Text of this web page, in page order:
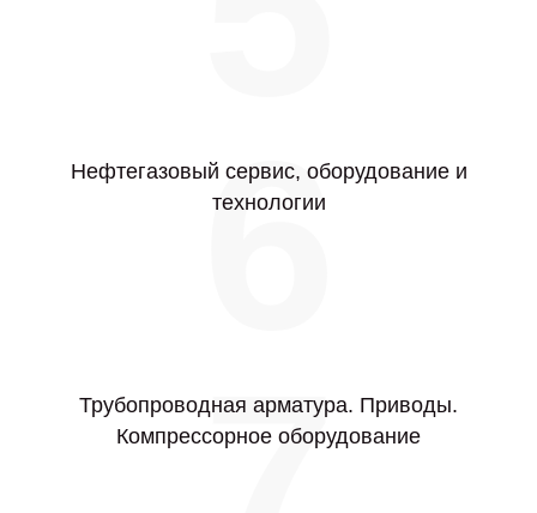
Нефтегазовый сервис, оборудование и
технологии
6
Трубопроводная арматура. Приводы.
Компрессорное оборудование